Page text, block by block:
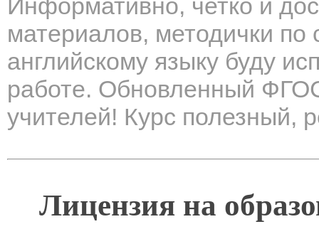
Информативно, четко и
материалов, методички по
английскому языку буду
работе. Обновленный
учителей! Курс полезный,
Лицензия на